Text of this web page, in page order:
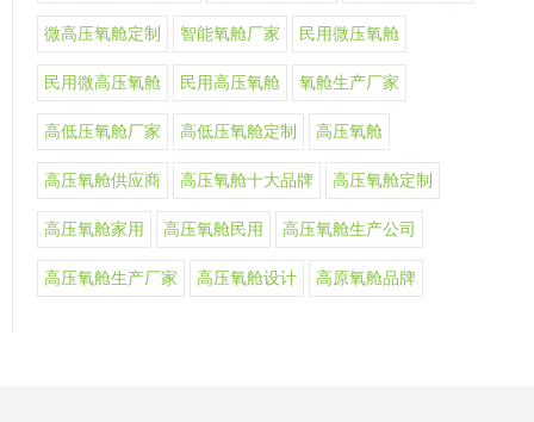
微高压氧舱定制 智能氧舱厂家 民用微压氧舱
民用微高压氧舱 民用高压氧舱 氧舱生产厂家
高低压氧舱厂家 高低压氧舱定制 高压氧舱
高压氧舱供应商 高压氧舱十大品牌 高压氧舱定制
高压氧舱家用 高压氧舱民用 高压氧舱生产公司
高压氧舱生产厂家 高压氧舱设计 高原氧舱品牌